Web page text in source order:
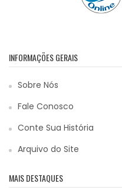
INFORMAÇÕES GERAIS
Sobre Nós
Fale Conosco
Conte Sua História
Arquivo do Site
MAIS DESTAQUES